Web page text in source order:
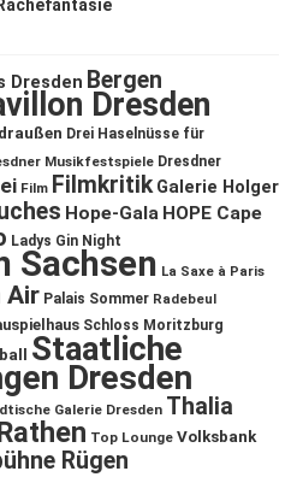
Dresden Bergen
Dresden
Drei Haselnüsse für
Musikfestspiele Dresdner
Film Filmkritik Galerie Holger
Hope-Gala HOPE Cape
Ladys Gin Night
Sachsen La Saxe à Paris
Air Palais Sommer Radebeul
Schloss Moritzburg
Staatliche
Dresden
Galerie Dresden Thalia
Top Lounge Volksbank
Rügen